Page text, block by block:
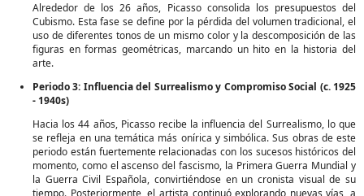
Alrededor de los 26 años, Picasso consolida los presupuestos del
Cubismo. Esta fase se define por la pérdida del volumen tradicional, el
uso de diferentes tonos de un mismo color y la descomposición de las
figuras en formas geométricas, marcando un hito en la historia del
arte.
Periodo 3: Influencia del Surrealismo y Compromiso Social (c. 1925
- 1940s)
Hacia los 44 años, Picasso recibe la influencia del Surrealismo, lo que
se refleja en una temática más onírica y simbólica. Sus obras de este
periodo están fuertemente relacionadas con los sucesos históricos del
momento, como el ascenso del fascismo, la Primera Guerra Mundial y
la Guerra Civil Española, convirtiéndose en un cronista visual de su
tiempo. Posteriormente, el artista continuó explorando nuevas vías, a